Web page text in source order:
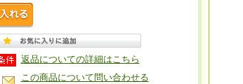
返品についての詳細はこちら
この商品について問い合わせる